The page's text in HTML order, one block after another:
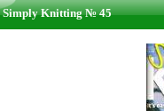
Simply Knitting № 45